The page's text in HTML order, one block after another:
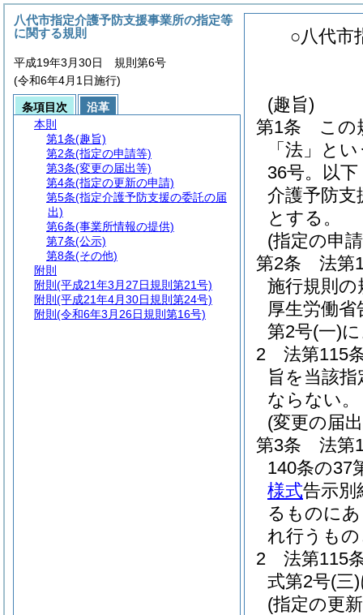
○八代市
(趣旨)
第1条
この
「法」と
36号。以
介護予防
とする。
(指定の申
第2条
法第
施行規則
厚生労働
第2号(一)
2
法第115
旨を当該
ならない。
(変更の届
第3条
法第
140条の37
様式告示別
るものに
れ行うも
2
法第115
式第2号(三)
(指定の更
八代市指定介護予防支援事業所の指定等
に関する規則
平成19年3月30日 規則第6号
(令和6年4月1日施行)
条項目次
沿革
本則
第1条(趣旨)
第2条(指定の申請等)
第3条(変更の届出等)
第4条(指定の更新の申請)
第5条(指定介護予防支援の委託の届
出)
第6条(事業所情報の提供)
第7条(公示)
第8条(その他)
附則
附則 (平成21年3月27日規則第21号)
附則 (平成21年4月30日規則第24号)
附則 (令和6年3月26日規則第16号)